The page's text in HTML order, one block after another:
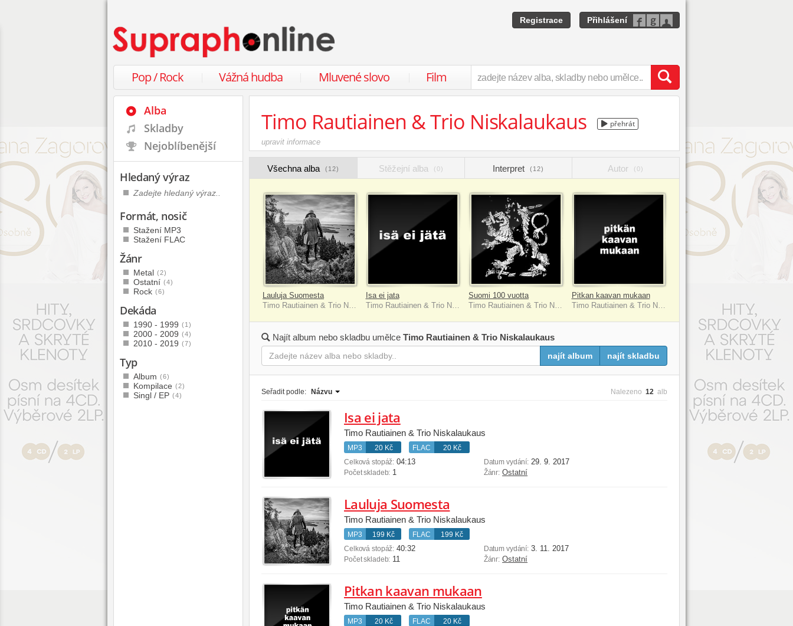
Registrace Přihlášení
Pop / Rock Vážná hudba Mluvené slovo Film
Timo Rautiainen & Trio Niskalaukaus přehrát
upravit informace
Všechna alba (12) Stěžejní alba (0) Interpret (12) Autor (0)
Lauluja Suomesta
Isa ei jata
Timo Rautiainen & Trio Niskalaukaus
Suomi 100 vuotta
Pitkan kaavan mukaan
Timo Rautiainen & Trio Niskalaukaus
Najít album nebo skladbu umělce Timo Rautiainen & Trio Niskalaukaus
najít album najít skladbu
Seřadit podle: Názvu Nalezeno 12 alb
Isa ei jata
Timo Rautiainen & Trio Niskalaukaus
MP3 20 Kč FLAC
20 Kč
Celková stopáž: 04:13
Počet skladeb: 1
Datum vydání: 29. 9. 2017
Žánr: Ostatní
Lauluja Suomesta
Timo Rautiainen & Trio Niskalaukaus
MP3 199 Kč FLAC
199 Kč
Celková stopáž: 40:32
Počet skladeb: 11
Datum vydání: 3. 11. 2017
Žánr: Ostatní
Pitkan kaavan mukaan
Timo Rautiainen & Trio Niskalaukaus
MP3 20 Kč FLAC
20 Kč
Alba
Skladby
Nejoblíbenější
Hledaný výraz
Formát, nosič
Stažení MP3
Stažení FLAC
Žánr
Metal (2)
Ostatní (4)
Rock (6)
Dekáda
1990 - 1999 (1)
2000 - 2009 (4)
2010 - 2019 (7)
Typ
Album (6)
Kompilace (2)
Singl / EP (4)